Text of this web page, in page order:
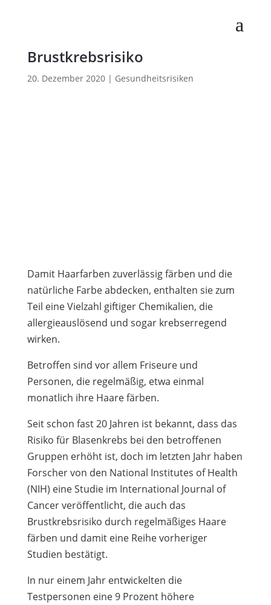
Brustkrebsrisiko
20. Dezember 2020| Gesundheitsrisiken
Damit Haarfarben zuverlässig färben und die
natürliche Farbe abdecken, enthalten sie zum
Teil eine Vielzahl giftiger Chemikalien, die
allergieauslösend und sogar krebserregend
wirken.
Betroffen sind vor allem Friseure und
Personen, die regelmäßig, etwa einmal
monatlich ihre Haare färben.
Seit schon fast 20 Jahren ist bekannt, dass das
Risiko für Blasenkrebs bei den betroffenen
Gruppen erhöht ist, doch im letzten Jahr haben
Forscher von den National Institutes of Health
(NIH) eine Studie im International Journal of
Cancer veröffentlicht, die auch das
Brustkrebsrisiko durch regelmäßiges Haare
färben und damit eine Reihe vorheriger
Studien bestätigt.
In nur einem Jahr entwickelten die
Testpersonen eine 9 Prozent höhere